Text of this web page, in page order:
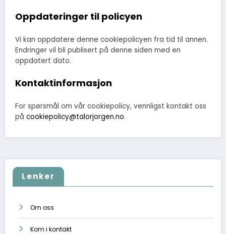
Oppdateringer til policyen
Vi kan oppdatere denne cookiepolicyen fra tid til annen.
Endringer vil bli publisert på denne siden med en
oppdatert dato.
Kontaktinformasjon
For spørsmål om vår cookiepolicy, vennligst kontakt oss
på cookiepolicy@talorjorgen.no.
Lenker
Om oss
Kom i kontakt